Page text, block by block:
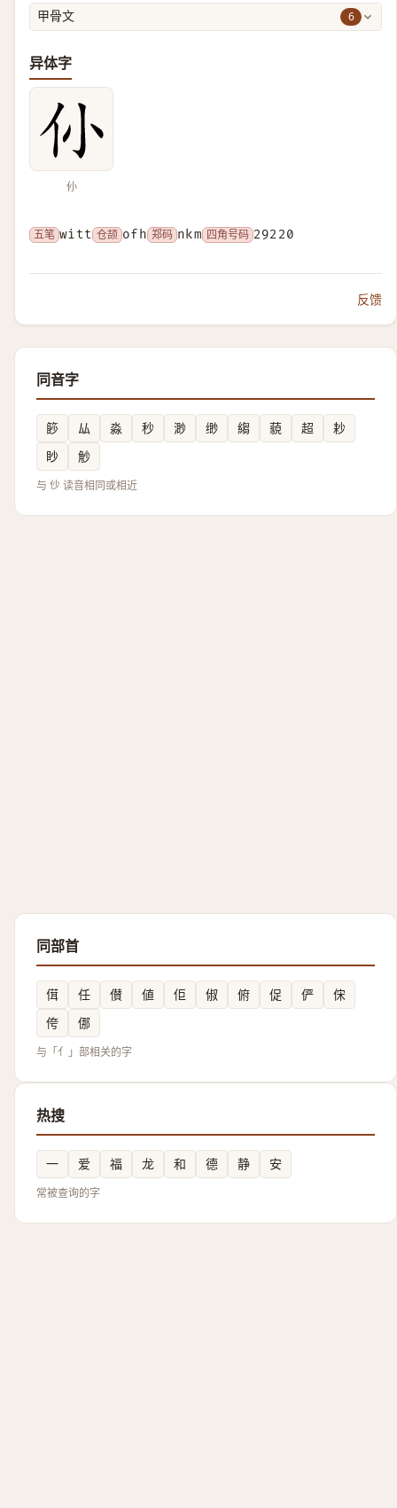
甲骨文 6
异体字
仦
五笔 witt 仓颉 ofh 郑码 nkm 四角号码 29220
反馈
同音字
篎 厸 淼 秒 渺 缈 縐 藐 超
耖
眇
觘
与 仯 读音相同或相近
同部首
傇 任 儧 値 佢 俶 俯 促 俨
俕
侉
㑚
与「亻」部相关的字
热搜
一 爱 福 龙 和 德 静 安
常被查询的字